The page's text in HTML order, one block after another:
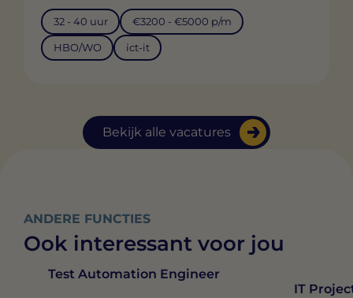
Bekijk alle vacatures
32 - 40 uur €3200 - €5000 p/m
HBO/WO ict-it
ANDERE FUNCTIES
Ook interessant voor jou
Test Automation Engineer
IT